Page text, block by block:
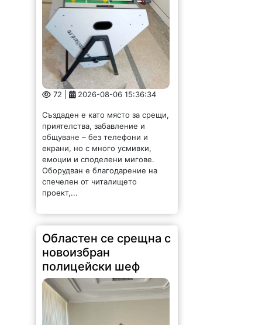
72 | 2026-08-06 15:36:34
Създаден е като място за срещи,
приятелства, забавление и
общуване – без телефони и
екрани, но с много усмивки,
емоции и споделени мигове.
Оборудван е благодарение на
спечелен от читалището
проект,...
Областен се срещна с
новоизбран
полицейски шеф